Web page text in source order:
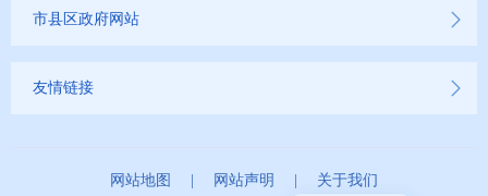
市县区政府网站
友情链接
网站地图 网站声明
关于我们